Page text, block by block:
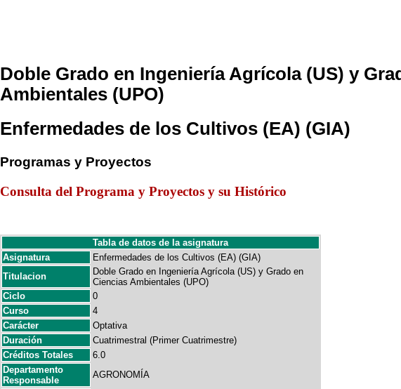
Doble Grado en Ingeniería Agrícola (US) y
Ambientales (UPO)
Enfermedades de los Cultivos (EA) (GIA)
Programas y Proyectos
Consulta del Programa y Proyectos y su Histórico
Tabla de datos de la asignatura
Asignatura
Enfermedades de los Cultivos (EA) (GIA)
Titulacion
Doble Grado en Ingeniería Agrícola (US) y Grado en
Ciencias Ambientales (UPO)
Ciclo
0
Curso
4
Carácter
Optativa
Duración
Cuatrimestral (Primer Cuatrimestre)
Créditos Totales
6.0
Departamento
Responsable
AGRONOMÍA